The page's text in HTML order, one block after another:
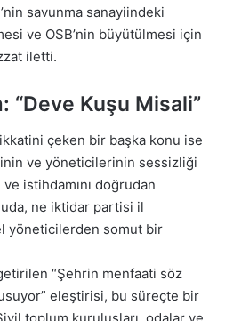
savunma sanayiindeki
ve OSB’nin büyütülmesi için
iletti.
“Deve Kuşu Misali”
çeken bir başka konu ise
ve yöneticilerinin sessizliği
istihdamını doğrudan
ne iktidar partisi il
yöneticilerden somut bir
“Şehrin menfaati söz
eleştirisi, bu süreçte bir